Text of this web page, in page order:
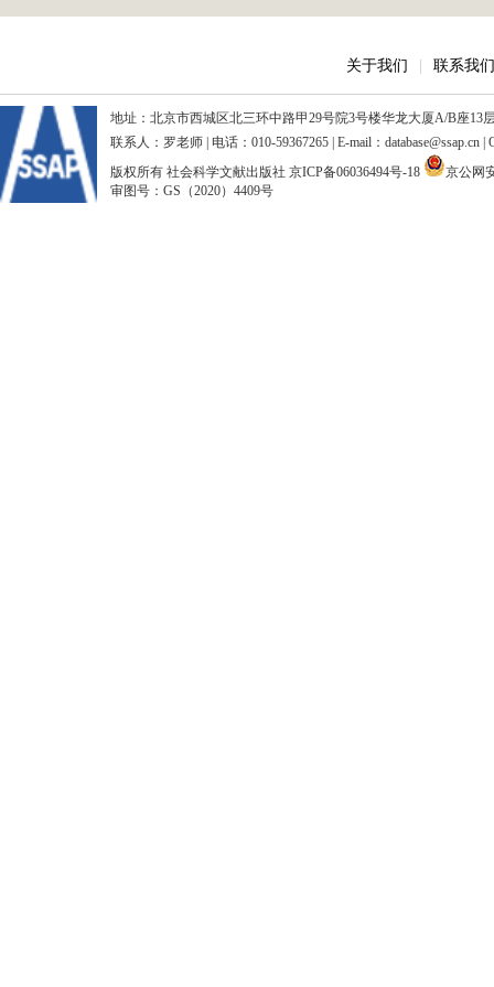
关于我们 联系我们
地址：北京市西城区北三环中路甲29号院3号楼华龙大厦A/B座13
联系人：罗老师 | 电话：010-59367265 | E-mail：database@ssap.cn
版权所有 社会科学文献出版社 京ICP备06036494号-18
京公网
审图号：GS（2020）4409号